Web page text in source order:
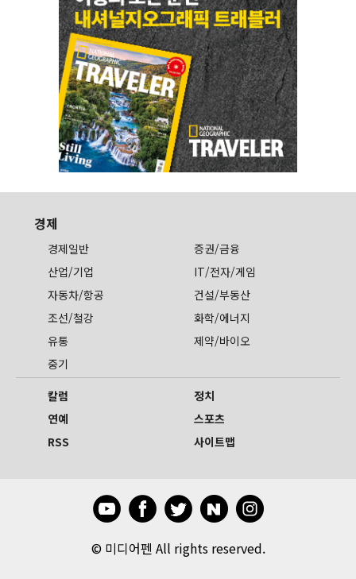
경제
경제일반
증권/금융
산업/기업
IT/전자/게임
자동차/항공
건설/부동산
조선/철강
화학/에너지
유통
제약/바이오
중기
칼럼
정치
연예
스포츠
RSS
사이트맵
© 미디어펜 All rights reserved.